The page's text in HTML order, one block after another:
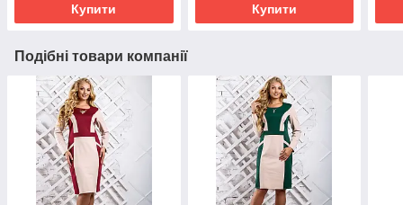
Купити Купити
Подібні товари компанії